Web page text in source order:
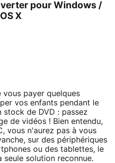
pour Windows /
X
payer quelques
vos enfants pendant le
de DVD : passez
de vidéos ! Bien entendu,
vous n'aurez pas à vous
sur des périphériques
ou des tablettes, le
solution reconnue.